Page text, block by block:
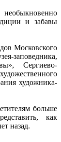
и забавы
Московского
заповедника,
Сергиево-
художника-
больше
как
назад.